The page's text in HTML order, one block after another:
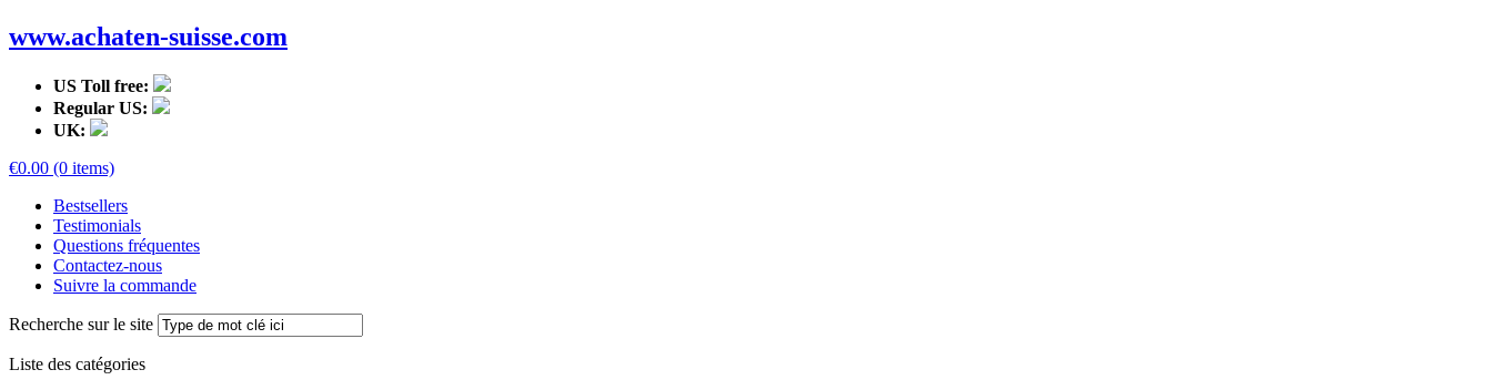
www.achaten-suisse.com
US Toll free:
Regular US:
UK:
€0.00 (0 items)
Bestsellers
Testimonials
Questions fréquentes
Contactez-nous
Suivre la commande
Recherche sur le site
Liste des catégories